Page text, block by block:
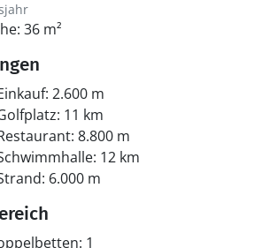
36 m²
2.600 m
11 km
8.800 m
12 km
6.000 m
1